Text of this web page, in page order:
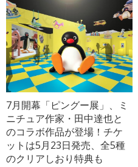
7月開幕「ピングー展」、ミ
ニチュア作家・田中達也と
のコラボ作品が登場！チケ
ットは5月23日発売、全5種
のクリアしおり特典も